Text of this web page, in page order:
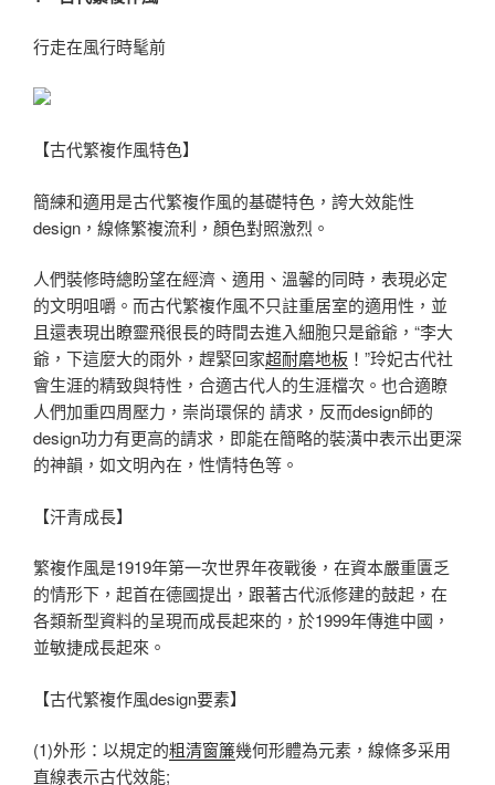
行走在風行時髦前
【古代繁複作風特色】
簡練和適用是古代繁複作風的基礎特色，誇大效能性
design，線條繁複流利，顏色對照激烈。
人們裝修時總盼望在經濟、適用、溫馨的同時，表現必定
的文明咀嚼。而古代繁複作風不只註重居室的適用性，並
且還表現出瞭靈飛很長的時間去進入細胞只是爺爺，“李大
爺，下這麼大的雨外，趕緊回家超耐磨地板 ！”玲妃古代社
會生涯的精致與特性，合適古代人的生涯檔次。也合適瞭
人們加重四周壓力，崇尚環保的 請求，反而design師的
design功力有更高的請求，即能在簡略的裝潢中表示出更深
的神韻，如文明內在，性情特色等。
【汗青成長】
繁複作風是1919年第一次世界年夜戰後，在資本嚴重匱乏
的情形下，起首在德國提出，跟著古代派修建的鼓起，在
各類新型資料的呈現而成長起來的，於1999年傳進中國，
並敏捷成長起來。
【古代繁複作風design要素】
(1)外形：以規定的粗清窗簾幾何形體為元素，線條多采用
直線表示古代效能;